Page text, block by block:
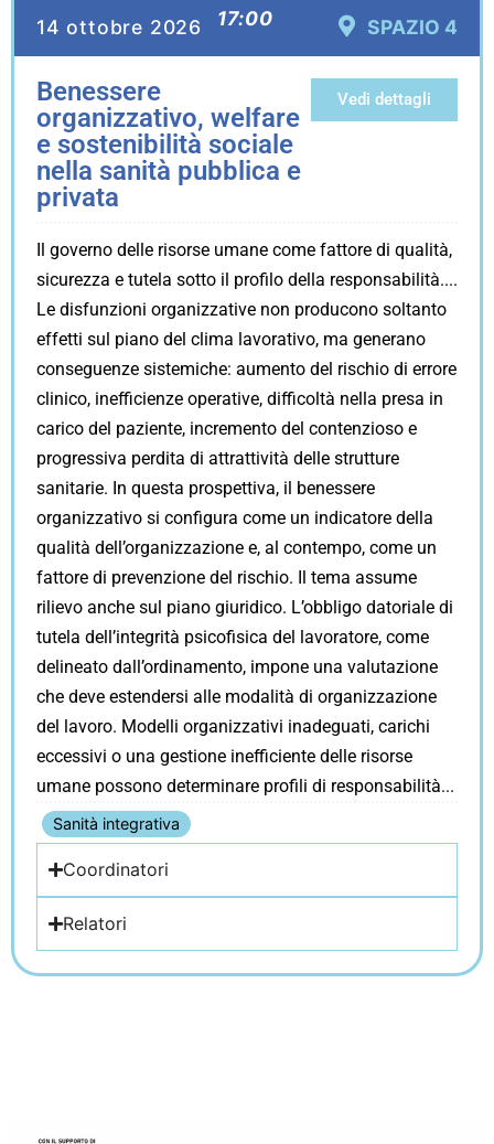
14 ottobre 2026 17:00 SPAZIO 4
Benessere
organizzativo, welfare
e sostenibilità sociale
nella sanità pubblica e
privata
Vedi dettagli
Il governo delle risorse umane come fattore di qualità,
sicurezza e tutela sotto il profilo della responsabilità.
Le disfunzioni organizzative non producono soltanto
effetti sul piano del clima lavorativo, ma generano
conseguenze sistemiche: aumento del rischio di errore
clinico, inefficienze operative, difficoltà nella presa in
carico del paziente, incremento del contenzioso e
progressiva perdita di attrattività delle strutture
sanitarie. In questa prospettiva, il benessere
organizzativo si configura come un indicatore della
qualità dell’organizzazione e, al contempo, come un
fattore di prevenzione del rischio. Il tema assume
rilievo anche sul piano giuridico. L’obbligo datoriale di
tutela dell’integrità psicofisica del lavoratore, come
delineato dall’ordinamento, impone una valutazione
che deve estendersi alle modalità di organizzazione
del lavoro. Modelli organizzativi inadeguati, carichi
eccessivi o una gestione inefficiente delle risorse
umane possono determinare profili di responsabilità
Sanità integrativa
Coordinatori
Relatori